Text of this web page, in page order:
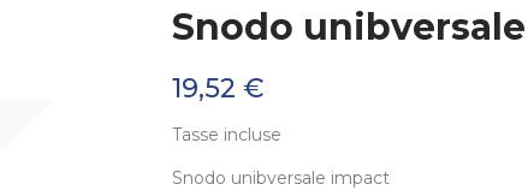
Snodo
19,52 €
Tasse incluse
Snodo unibversale impact